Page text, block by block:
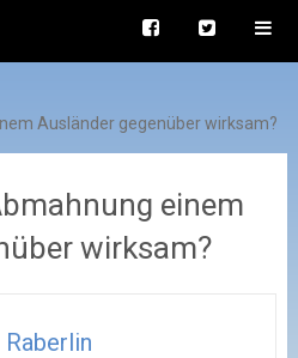
Ausländer gegenüber wirksam?
einem
wirksam?
Raberlin